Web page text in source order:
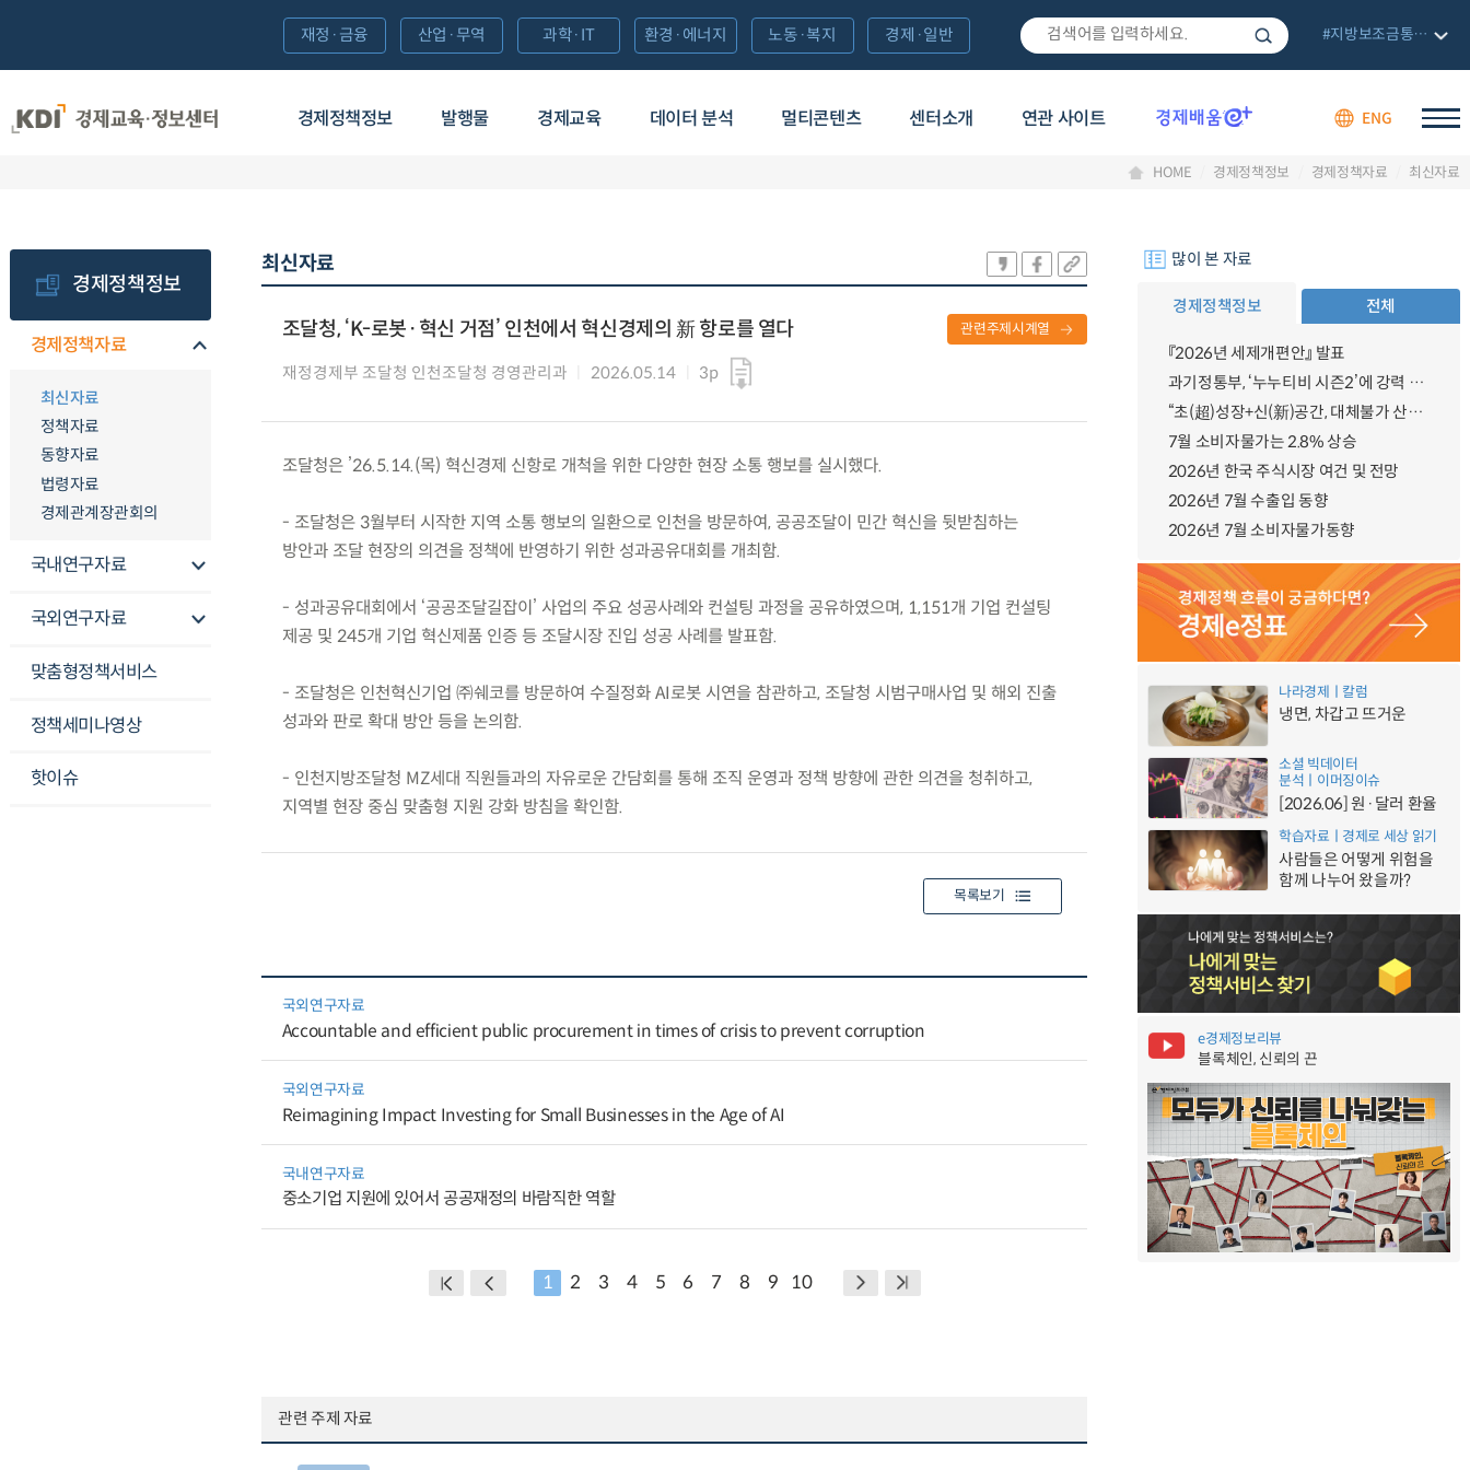
경제정책정보 발행물 경제교육 데이터 분석 멀티콘텐츠 센터소개 연관 사이트 ENG
재정·금융 산업·무역 과학·IT 환경·에너지 노동·복지 경제·일반 #지방보조금통합관리망
HOME 경제정책정보 경제정책자료 최신자료
경제정책정보
경제정책자료
최신자료
정책자료
동향자료
법령자료
경제관계장관회의
국내연구자료
국외연구자료
맞춤형정책서비스
정책세미나영상
핫이슈
최신자료
조달청, ‘K-로봇·혁신 거점’ 인천에서 혁신경제의 新 항로를 열다
재정경제부 조달청 인천조달청 경영관리과 2026.05.14 3p
관련주제시계열
조달청은 ’26.5.14.(목) 혁신경제 신항로 개척을 위한 다양한 현장 소통 행보를 실시했다.
- 조달청은 3월부터 시작한 지역 소통 행보의 일환으로 인천을 방문하여, 공공조달이 민간 혁신을 뒷받침하는
방안과 조달 현장의 의견을 정책에 반영하기 위한 성과공유대회를 개최함.
- 성과공유대회에서 ‘공공조달길잡이’ 사업의 주요 성공사례와 컨설팅 과정을 공유하였으며, 1,151개 기업 컨설팅
제공 및 245개 기업 혁신제품 인증 등 조달시장 진입 성공 사례를 발표함.
- 조달청은 인천혁신기업 ㈜쉐코를 방문하여 수질정화 AI로봇 시연을 참관하고, 조달청 시범구매사업 및 해외 진출
성과와 판로 확대 방안 등을 논의함.
- 인천지방조달청 MZ세대 직원들과의 자유로운 간담회를 통해 조직 운영과 정책 방향에 관한 의견을 청취하고,
지역별 현장 중심 맞춤형 지원 강화 방침을 확인함.
목록보기
국외연구자료
Accountable and efficient public procurement in times of crisis to prevent corruption
국외연구자료
Reimagining Impact Investing for Small Businesses in the Age of AI
국내연구자료
중소기업 지원에 있어서 공공재정의 바람직한 역할
1 2 3 4 5 6 7 8 9 10
관련 주제 자료
많이 본 자료
경제정책정보 전체
『2026년 세제개편안』 발표
과기정통부, ‘누누티비 시즌2’에 강력 대응 의지 밝혀
“초(超)성장+신(新)공간, 대체불가 산업강국”
7월 소비자물가는 2.8% 상승
2026년 한국 주식시장 여건 및 전망
2026년 7월 수출입 동향
2026년 7월 소비자물가동향
나라경제ㅣ칼럼
냉면, 차갑고 뜨거운
소셜 빅데이터
분석ㅣ이머징이슈
[2026.06] 원·달러 환율
학습자료ㅣ경제로 세상 읽기
사람들은 어떻게 위험을
함께 나누어 왔을까?
e경제정보리뷰
블록체인, 신뢰의 끈